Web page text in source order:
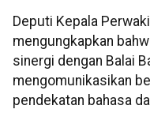
Deputi Kepala
mengungkapkan
sinergi dengan Balai
mengomunikasikan
pendekatan bahasa